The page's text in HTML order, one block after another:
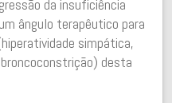
da insuficiência
ângulo terapêutico para
simpática,
desta